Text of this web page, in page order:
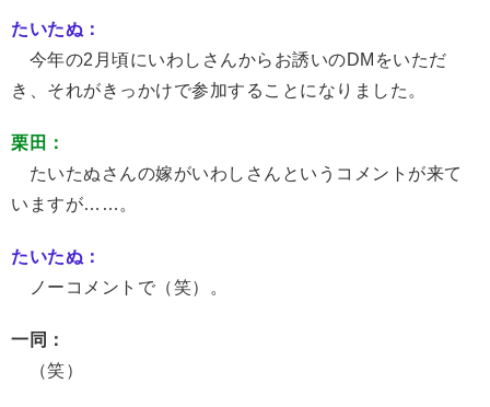
たいたぬ：
今年の2月頃にいわしさんからお誘いのDMをいただ
き、それがきっかけで参加することになりました。
栗田：
たいたぬさんの嫁がいわしさんというコメントが来て
いますが……。
たいたぬ：
ノーコメントで（笑）。
一同：
（笑）